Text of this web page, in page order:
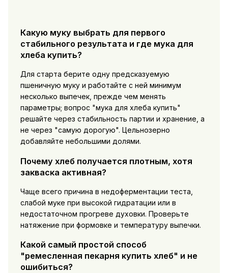
Какую муку выбрать для первого
стабильного результата и где мука для
хлеба купить?
Для старта берите одну предсказуемую
пшеничную муку и работайте с ней минимум
несколько выпечек, прежде чем менять
параметры; вопрос "мука для хлеба купить"
решайте через стабильность партии и хранение, а
не через "самую дорогую". Цельнозерно
добавляйте небольшими долями.
Почему хлеб получается плотным, хотя
закваска активная?
Чаще всего причина в недоферментации теста,
слабой муке при высокой гидратации или в
недостаточном прогреве духовки. Проверьте
натяжение при формовке и температуру выпечки.
Какой самый простой способ
"ремесленная пекарня купить хлеб" и не
ошибиться?